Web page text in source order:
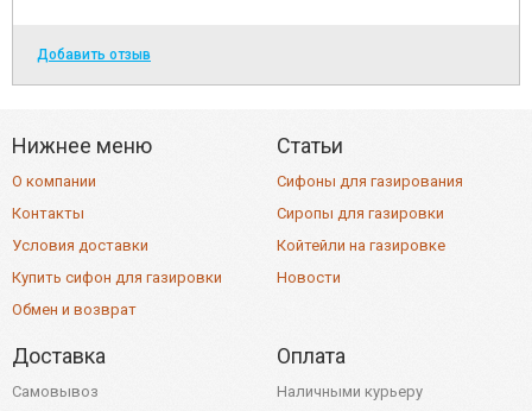
Добавить отзыв
Нижнее меню
О компании
Контакты
Условия доставки
Купить сифон для газировки
Обмен и возврат
Статьи
Сифоны для газирования
Сиропы для газировки
Койтейли на газировке
Новости
Доставка
Самовывоз
Оплата
Наличными курьеру